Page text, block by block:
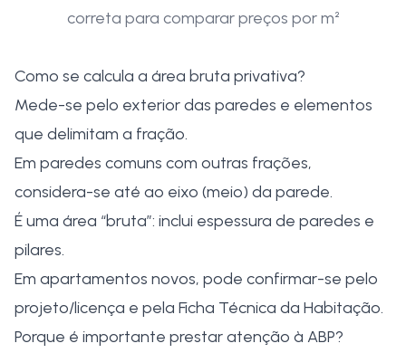
correta para comparar preços por m²
Como se calcula a área bruta privativa?
Mede-se pelo exterior das paredes e elementos
que delimitam a fração.
Em paredes comuns com outras frações,
considera-se até ao eixo (meio) da parede.
É uma área “bruta”: inclui espessura de paredes e
pilares.
Em apartamentos novos, pode confirmar-se pelo
projeto/licença e pela Ficha Técnica da Habitação.
Porque é importante prestar atenção à ABP?